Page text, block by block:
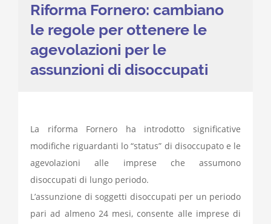
Riforma Fornero: cambiano
le regole per ottenere le
agevolazioni per le
assunzioni di disoccupati
La riforma Fornero ha introdotto significative
modifiche riguardanti lo “status” di disoccupato e le
agevolazioni alle imprese che assumono
disoccupati di lungo periodo.
L’assunzione di soggetti disoccupati per un periodo
pari ad almeno 24 mesi, consente alle imprese di